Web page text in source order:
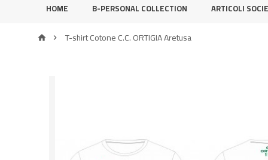
HOME B-PERSONAL COLLECTION ARTICOLI
  T-shirt Cotone C.C. ORTIGIA Aretusa